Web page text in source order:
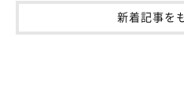
新着記事を